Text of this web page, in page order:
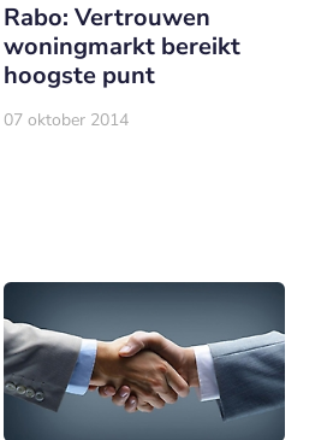
Rabo: Vertrouwen
woningmarkt bereikt
hoogste punt
07 oktober 2014